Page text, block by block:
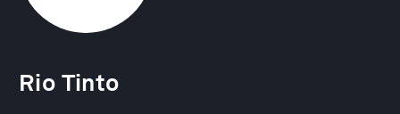
Rio Tinto